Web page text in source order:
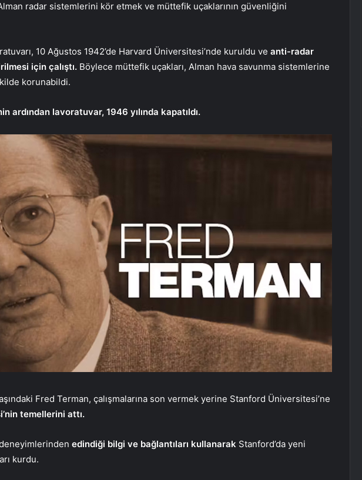
radar sistemlerini kör etmek ve müttefik uçaklarının güvenliğini
10 Ağustos 1942’de Harvard Üniversitesi’nde kuruldu ve anti-radar
için çalıştı. Böylece müttefik uçakları, Alman hava savunma sistemlerine
korunabildi.
ardından lavoratuvar, 1946 yılında kapatıldı.
Fred Terman, çalışmalarına son vermek yerine Stanford Üniversitesi’ne
temellerini attı.
edindiği bilgi ve bağlantıları kullanarak Stanford’da yeni
kurdu.